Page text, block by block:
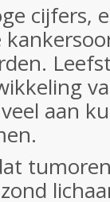
cijfers,
aan